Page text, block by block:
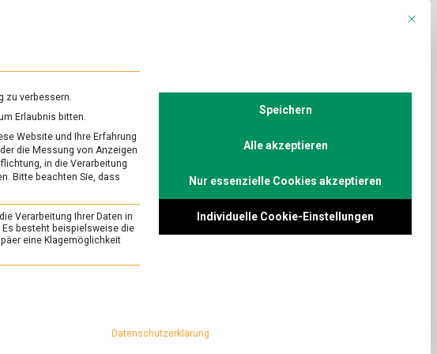
Mit
zu verbessern.
Erlaubnis bitten.
Website und Ihre Erfahrung
die Messung von Anzeigen
in die Verarbeitung
Bitte beachten Sie, dass
Verarbeitung Ihrer Daten in
Es besteht beispielsweise die
eine Klagemöglichkeit
ist essenziell und kann nicht abgewählt werden.
Speichern
Alle akzeptieren
Nur essenzielle Cookies akzeptieren
Individuelle Cookie-Einstellungen
Datenschutzerklärung